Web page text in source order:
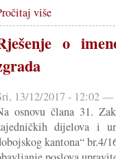
više
o
13/12/2017 - 12:02
osnovu člana 31.
dijelova i
kantona“ br.4/